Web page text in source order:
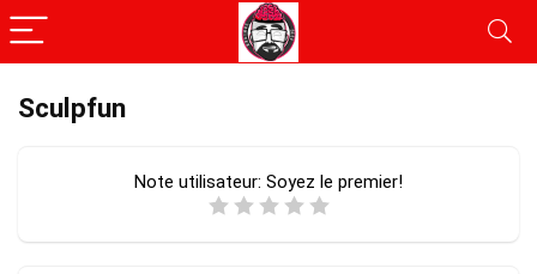
Sculpfun
Note utilisateur: Soyez le premier!